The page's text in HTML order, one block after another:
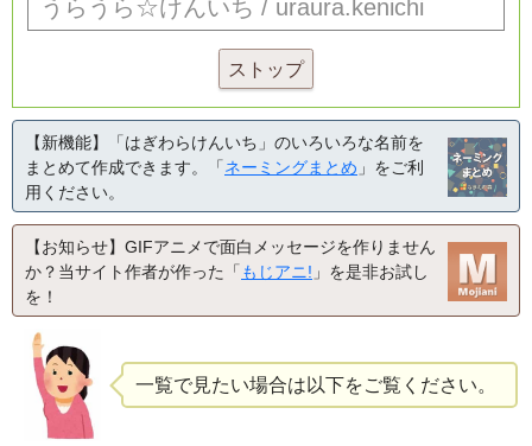
ストップ
【新機能】「はぎわらけんいち」のいろいろな名前を
まとめて作成できます。「ネーミングまとめ 」をご利
用ください。
【お知らせ】GIFアニメで面白メッセージを作りません
か？当サイト作者が作った「 もじアニ! 」を是非お試し
を！
一覧で見たい場合は以下をご覧ください。